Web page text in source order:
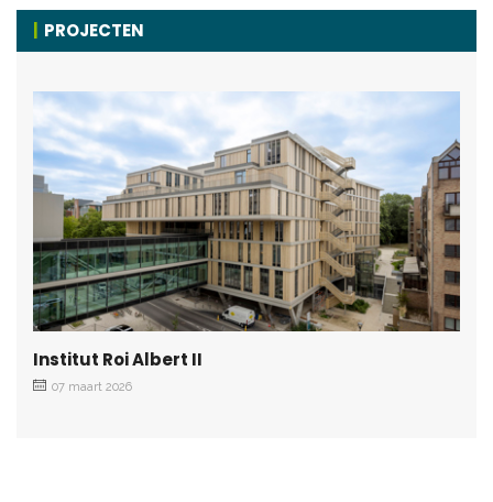
PROJECTEN
Institut Roi Albert II
07 maart 2026